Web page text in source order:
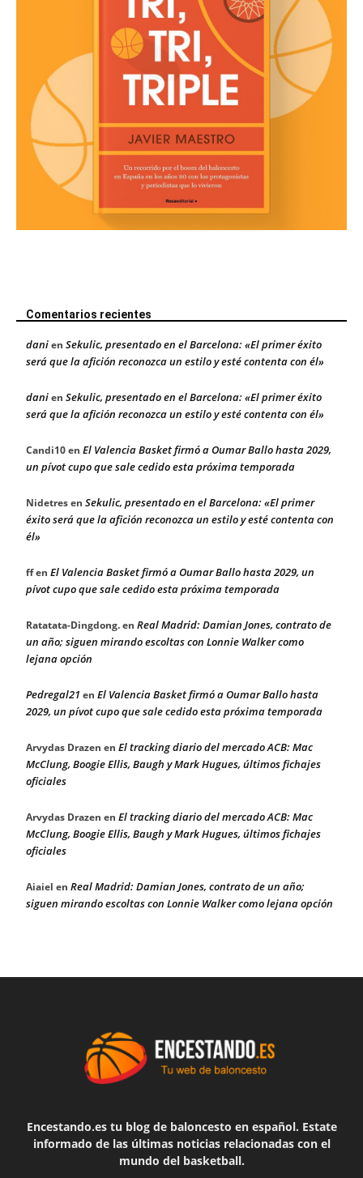
Comentarios recientes
danien Sekulic, presentado en el Barcelona: «El primer éxito
será que la afición reconozca un estilo y esté contenta con él»
danien Sekulic, presentado en el Barcelona: «El primer éxito
será que la afición reconozca un estilo y esté contenta con él»
Candi10en El Valencia Basket firmó a Oumar Ballo hasta 2029,
un pívot cupo que sale cedido esta próxima temporada
Nidetresen Sekulic, presentado en el Barcelona: «El primer
éxito será que la afición reconozca un estilo y esté contenta con
él»
ffen El Valencia Basket firmó a Oumar Ballo hasta 2029, un
pívot cupo que sale cedido esta próxima temporada
Ratatata-Dingdong.en Real Madrid: Damian Jones, contrato de
un año; siguen mirando escoltas con Lonnie Walker como
lejana opción
Pedregal21 en El Valencia Basket firmó a Oumar Ballo hasta
2029, un pívot cupo que sale cedido esta próxima temporada
Arvydas Drazen en El tracking diario del mercado ACB: Mac
McClung, Boogie Ellis, Baugh y Mark Hugues, últimos fichajes
oficiales
Arvydas Drazen en El tracking diario del mercado ACB: Mac
McClung, Boogie Ellis, Baugh y Mark Hugues, últimos fichajes
oficiales
Aiaiel en Real Madrid: Damian Jones, contrato de un año;
siguen mirando escoltas con Lonnie Walker como lejana opción
Encestando.es tu blog de baloncesto en español. Estate
informado de las últimas noticias relacionadas con el
mundo del basketball.